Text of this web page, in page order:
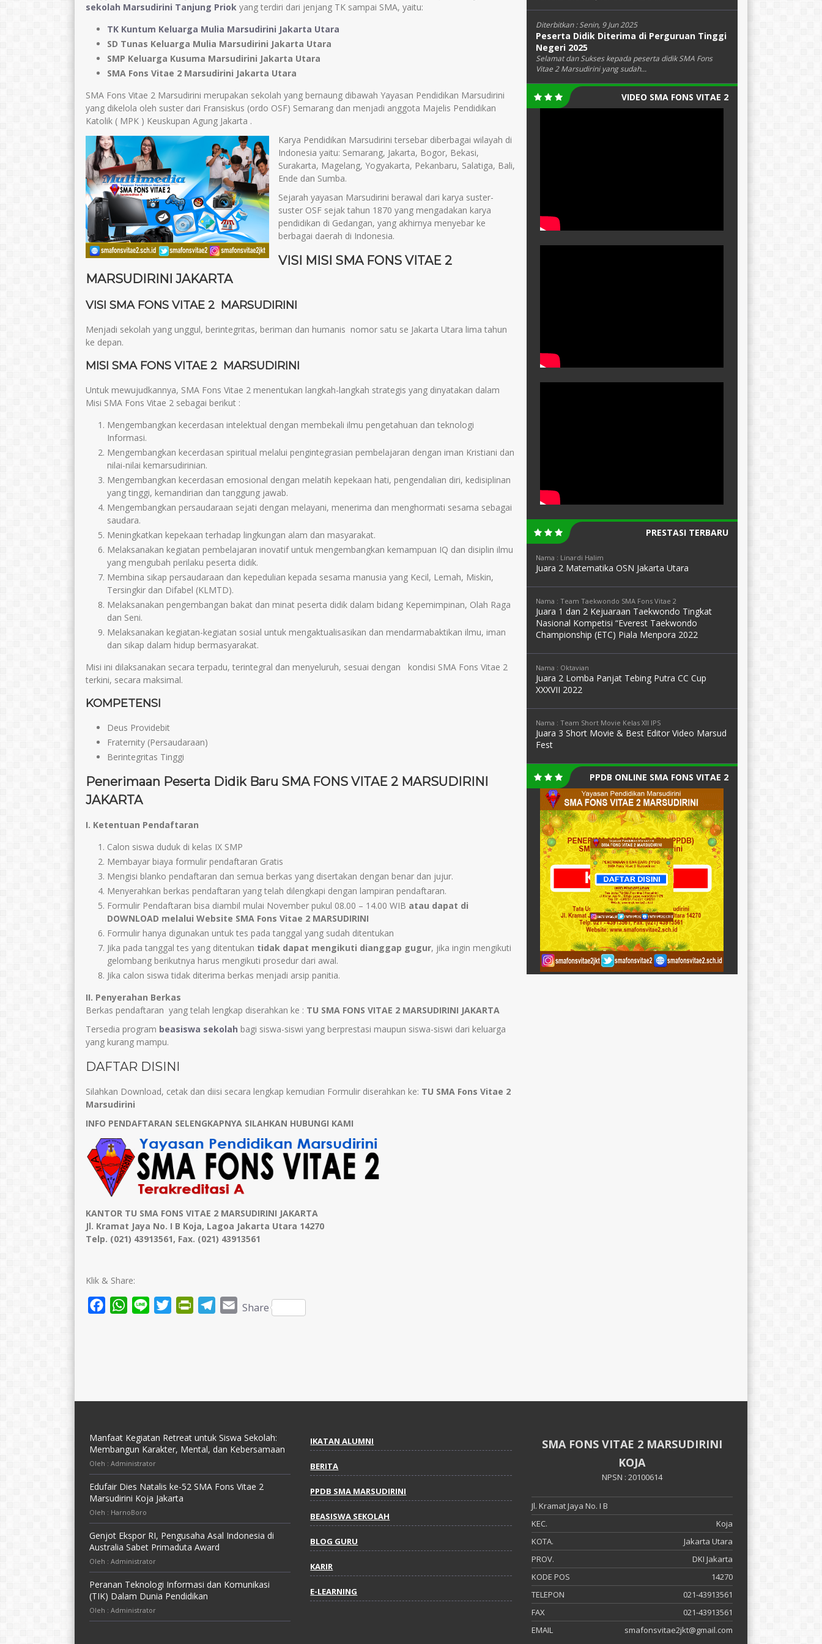
sekolah Marsudirini Tanjung Priok yang terdiri dari jenjang TK sampai SMA, yaitu:
TK Kuntum Keluarga Mulia Marsudirini Jakarta Utara
SD Tunas Keluarga Mulia Marsudirini Jakarta Utara
SMP Keluarga Kusuma Marsudirini Jakarta Utara
SMA Fons Vitae 2 Marsudirini Jakarta Utara
SMA Fons Vitae 2 Marsudirini merupakan sekolah yang bernaung dibawah Yayasan Pendidikan Marsudirini
yang dikelola oleh suster dari Fransiskus (ordo OSF) Semarang dan menjadi anggota Majelis Pendidikan
Katolik ( MPK ) Keuskupan Agung Jakarta .
Karya Pendidikan Marsudirini tersebar diberbagai wilayah di
Indonesia yaitu: Semarang, Jakarta, Bogor, Bekasi,
Surakarta, Magelang, Yogyakarta, Pekanbaru, Salatiga, Bali,
Ende dan Sumba.
Sejarah yayasan Marsudirini berawal dari karya suster-
suster OSF sejak tahun 1870 yang mengadakan karya
pendidikan di Gedangan, yang akhirnya menyebar ke
berbagai daerah di Indonesia.
VISI MISI SMA FONS VITAE 2
MARSUDIRINI JAKARTA
VISI SMA FONS VITAE 2 MARSUDIRINI
Menjadi sekolah yang unggul, berintegritas, beriman dan humanis nomor satu se Jakarta Utara lima tahun
ke depan.
MISI SMA FONS VITAE 2 MARSUDIRINI
Untuk mewujudkannya, SMA Fons Vitae 2 menentukan langkah-langkah strategis yang dinyatakan dalam
Misi SMA Fons Vitae 2 sebagai berikut :
Mengembangkan kecerdasan intelektual dengan membekali ilmu pengetahuan dan teknologi
Informasi.
Mengembangkan kecerdasan spiritual melalui pengintegrasian pembelajaran dengan iman Kristiani dan
nilai-nilai kemarsudirinian.
Mengembangkan kecerdasan emosional dengan melatih kepekaan hati, pengendalian diri, kedisiplinan
yang tinggi, kemandirian dan tanggung jawab.
Mengembangkan persaudaraan sejati dengan melayani, menerima dan menghormati sesama sebagai
saudara.
Meningkatkan kepekaan terhadap lingkungan alam dan masyarakat.
Melaksanakan kegiatan pembelajaran inovatif untuk mengembangkan kemampuan IQ dan disiplin ilmu
yang mengubah perilaku peserta didik.
Membina sikap persaudaraan dan kepedulian kepada sesama manusia yang Kecil, Lemah, Miskin,
Tersingkir dan Difabel (KLMTD).
Melaksanakan pengembangan bakat dan minat peserta didik dalam bidang Kepemimpinan, Olah Raga
dan Seni.
Melaksanakan kegiatan-kegiatan sosial untuk mengaktualisasikan dan mendarmabaktikan ilmu, iman
dan sikap dalam hidup bermasyarakat.
Misi ini dilaksanakan secara terpadu, terintegral dan menyeluruh, sesuai dengan kondisi SMA Fons Vitae 2
terkini, secara maksimal.
KOMPETENSI
Deus Providebit
Fraternity (Persaudaraan)
Berintegritas Tinggi
Penerimaan Peserta Didik Baru SMA FONS VITAE 2 MARSUDIRINI
JAKARTA
I. Ketentuan Pendaftaran
Calon siswa duduk di kelas IX SMP
Membayar biaya formulir pendaftaran Gratis
Mengisi blanko pendaftaran dan semua berkas yang disertakan dengan benar dan jujur.
Menyerahkan berkas pendaftaran yang telah dilengkapi dengan lampiran pendaftaran.
Formulir Pendaftaran bisa diambil mulai November pukul 08.00 – 14.00 WIB atau dapat di
DOWNLOAD melalui Website SMA Fons Vitae 2 MARSUDIRINI
Formulir hanya digunakan untuk tes pada tanggal yang sudah ditentukan
Jika pada tanggal tes yang ditentukan tidak dapat mengikuti dianggap gugur, jika ingin mengikuti
gelombang berikutnya harus mengikuti prosedur dari awal.
Jika calon siswa tidak diterima berkas menjadi arsip panitia.
II. Penyerahan Berkas
Berkas pendaftaran yang telah lengkap diserahkan ke : TU SMA FONS VITAE 2 MARSUDIRINI JAKARTA
Tersedia program beasiswa sekolah bagi siswa-siswi yang berprestasi maupun siswa-siswi dari keluarga
yang kurang mampu.
DAFTAR DISINI
Silahkan Download, cetak dan diisi secara lengkap kemudian Formulir diserahkan ke: TU SMA Fons Vitae 2
Marsudirini
INFO PENDAFTARAN SELENGKAPNYA SILAHKAN HUBUNGI KAMI
KANTOR TU SMA FONS VITAE 2 MARSUDIRINI JAKARTA
Jl. Kramat Jaya No. I B Koja, Lagoa Jakarta Utara 14270
Telp. (021) 43913561, Fax. (021) 43913561
Klik & Share:
FacebookWhatsApp
Line TwitterPrintFriendly
Telegram
Email
Share
Diterbitkan :Senin, 9 Jun 2025
Peserta Didik Diterima di Perguruan Tinggi
Negeri 2025
Selamat dan Sukses kepada peserta didik SMA Fons
Vitae 2 Marsudirini yang sudah...
VIDEO SMA FONS VITAE 2
PRESTASI TERBARU
Nama : Linardi Halim
Juara 2 Matematika OSN Jakarta Utara
Nama : Team Taekwondo SMA Fons Vitae 2
Juara 1 dan 2 Kejuaraan Taekwondo Tingkat
Nasional Kompetisi “Everest Taekwondo
Championship (ETC) Piala Menpora 2022
Nama : Oktavian
Juara 2 Lomba Panjat Tebing Putra CC Cup
XXXVII 2022
Nama : Team Short Movie Kelas XII IPS
Juara 3 Short Movie & Best Editor Video Marsud
Fest
PPDB ONLINE SMA FONS VITAE 2
Manfaat Kegiatan Retreat untuk Siswa Sekolah:
Membangun Karakter, Mental, dan Kebersamaan
Oleh : Administrator
Edufair Dies Natalis ke-52 SMA Fons Vitae 2
Marsudirini Koja Jakarta
Oleh : HarnoBoro
Genjot Ekspor RI, Pengusaha Asal Indonesia di
Australia Sabet Primaduta Award
Oleh : Administrator
Peranan Teknologi Informasi dan Komunikasi
(TIK) Dalam Dunia Pendidikan
Oleh : Administrator
IKATAN ALUMNI
BERITA
PPDB SMA MARSUDIRINI
BEASISWA SEKOLAH
BLOG GURU
KARIR
E-LEARNING
SMA FONS VITAE 2 MARSUDIRINI
KOJA
NPSN : 20100614
Jl. Kramat Jaya No. I B
KEC.
Koja
KOTA.
Jakarta Utara
PROV.
DKI Jakarta
KODE POS
14270
TELEPON
021-43913561
FAX
021-43913561
EMAIL
smafonsvitae2jkt@gmail.com